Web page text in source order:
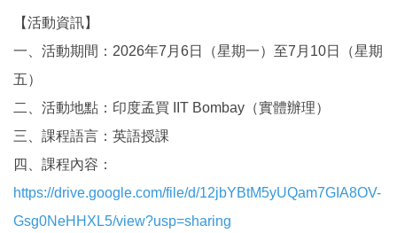
【活動資訊】
一、活動期間：2026年7月6日（星期一）至7月10日（星期
五）
二、活動地點：印度孟買 IIT Bombay（實體辦理）
三、課程語言：英語授課
四、課程內容：
https://drive.google.com/file/d/12jbYBtM5yUQam7GIA8OV-
Gsg0NeHHXL5/view?usp=sharing